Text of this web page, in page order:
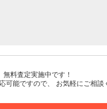
料査定実施中です！
能ですので、 お気軽にご相談